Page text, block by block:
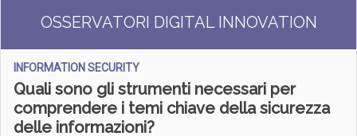
OSSERVATORI DIGITAL INNOVATION
INFORMATION SECURITY
Quali sono gli strumenti necessari per
comprendere i temi chiave della sicurezza
delle informazioni?